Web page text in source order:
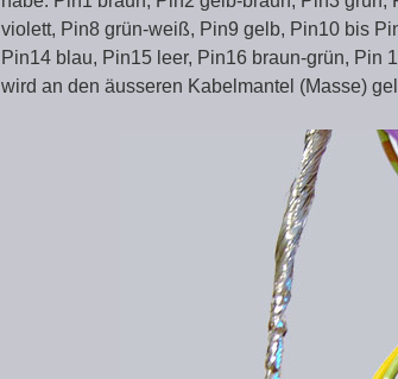
violett, Pin8 grün-weiß, Pin9 gelb, Pin10 bis
Pin14 blau, Pin15 leer, Pin16 braun-grün, Pin
wird an den äusseren Kabelmantel (Masse)